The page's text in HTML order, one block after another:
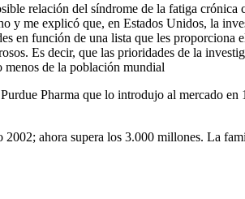
relación del síndrome de la fatiga
y me explicó que, en Estados Unidos, la
en función de una lista que les proporciona
Es decir, que las prioridades de la
menos de la población mundial
Pharma que lo introdujo al mercado en
ahora supera los 3.000 millones. La